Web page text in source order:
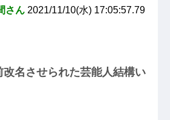
さん 2021/11/10(水) 17:05:57.79
改名させられた芸能人結構い